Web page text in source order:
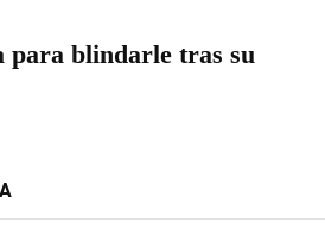
para blindarle tras su